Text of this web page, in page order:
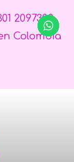
2097300
Colombia